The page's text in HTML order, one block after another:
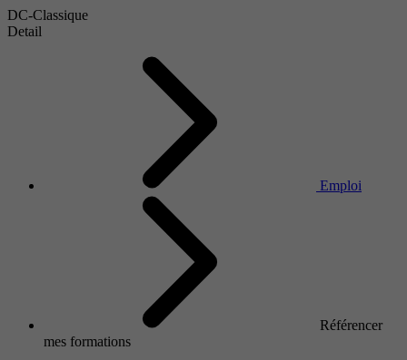
DC-Classique
Detail
Emploi
Référencer
mes formations